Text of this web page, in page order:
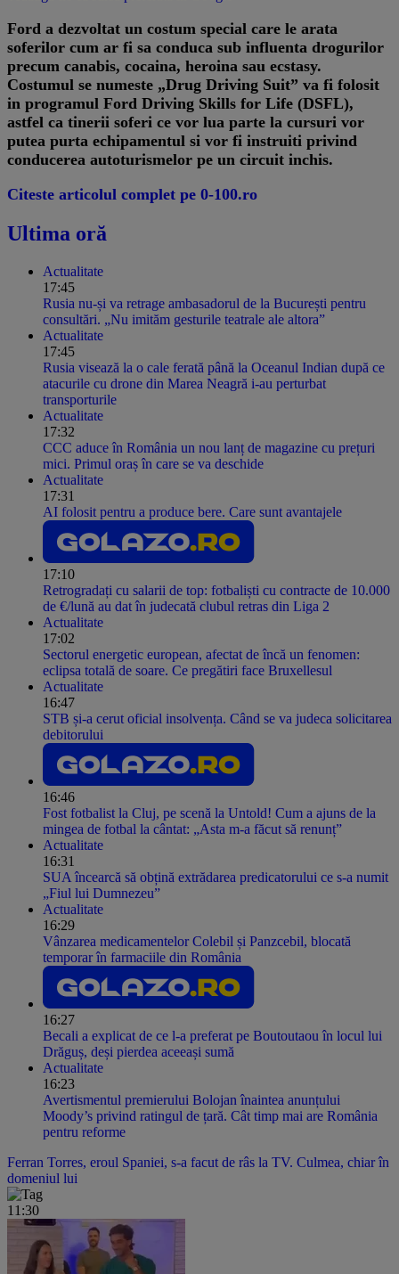
​Ford a dezvoltat un costum special care le arata
soferilor cum ar fi sa conduca sub influenta drogurilor
precum canabis, cocaina, heroina sau ecstasy.
Costumul se numeste „Drug Driving Suit” va fi folosit
in programul Ford Driving Skills for Life (DSFL),
astfel ca tinerii soferi ce vor lua parte la cursuri vor
putea purta echipamentul si vor fi instruiti privind
conducerea autoturismelor pe un circuit inchis.
Citeste articolul complet pe 0-100.ro
Ultima oră
Actualitate
17:45
Rusia nu-și va retrage ambasadorul de la București pentru
consultări. „Nu imităm gesturile teatrale ale altora”
Actualitate
17:45
Rusia visează la o cale ferată până la Oceanul Indian după ce
atacurile cu drone din Marea Neagră i-au perturbat
transporturile
Actualitate
17:32
CCC aduce în România un nou lanț de magazine cu prețuri
mici. Primul oraș în care se va deschide
Actualitate
17:31
AI folosit pentru a produce bere. Care sunt avantajele
17:10
Retrogradați cu salarii de top: fotbaliști cu contracte de 10.000
de €/lună au dat în judecată clubul retras din Liga 2
Actualitate
17:02
Sectorul energetic european, afectat de încă un fenomen:
eclipsa totală de soare. Ce pregătiri face Bruxellesul
Actualitate
16:47
STB și-a cerut oficial insolvența. Când se va judeca solicitarea
debitorului
16:46
Fost fotbalist la Cluj, pe scenă la Untold! Cum a ajuns de la
mingea de fotbal la cântat: „Asta m-a făcut să renunț”
Actualitate
16:31
SUA încearcă să obțină extrădarea predicatorului ce s-a numit
„Fiul lui Dumnezeu”
Actualitate
16:29
Vânzarea medicamentelor Colebil și Panzcebil, blocată
temporar în farmaciile din România
16:27
Becali a explicat de ce l-a preferat pe Boutoutaou în locul lui
Drăguș, deși pierdea aceeași sumă
Actualitate
16:23
Avertismentul premierului Bolojan înaintea anunțului
Moody’s privind ratingul de țară. Cât timp mai are România
pentru reforme
Ferran Torres, eroul Spaniei, s-a facut de râs la TV. Culmea, chiar în
domeniul lui
11:30